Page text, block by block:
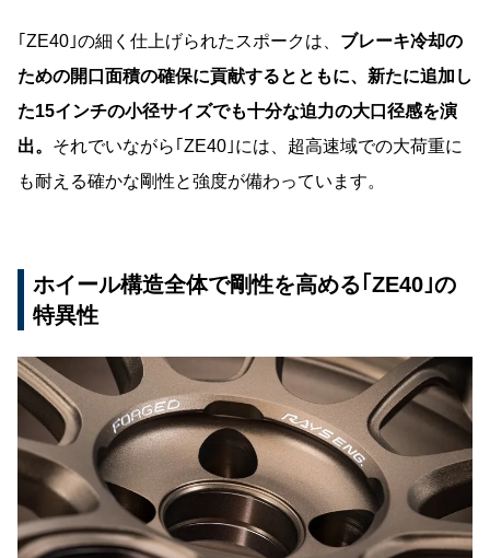
｢ZE40｣の細く仕上げられたスポークは、 ブレーキ冷却の
ための開口面積の確保に貢献するとともに、新たに追加し
た15インチの小径サイズでも十分な迫力の大口径感を演
出。 それでいながら｢ZE40｣には、超高速域での大荷重に
も耐える確かな剛性と強度が備わっています。
ホイール構造全体で剛性を高める｢ZE40｣の
特異性